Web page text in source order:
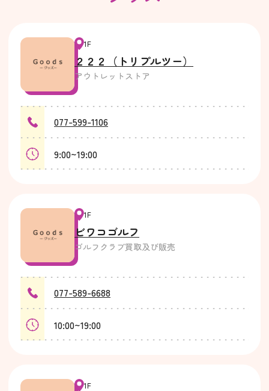
1F
２２２（トリプルツー）
アウトレットストア
077-599-1106
9:00~19:00
1F
ビワコゴルフ
ゴルフクラブ買取及び販売
077-589-6688
10:00~19:00
1F